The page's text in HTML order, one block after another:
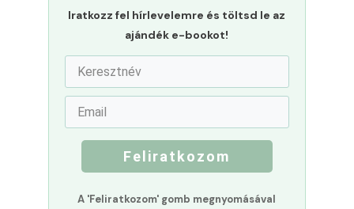
Iratkozz fel hírlevelemre és töltsd le az
ajándék e-bookot!
Feliratkozom
A 'Feliratkozom' gomb megnyomásával